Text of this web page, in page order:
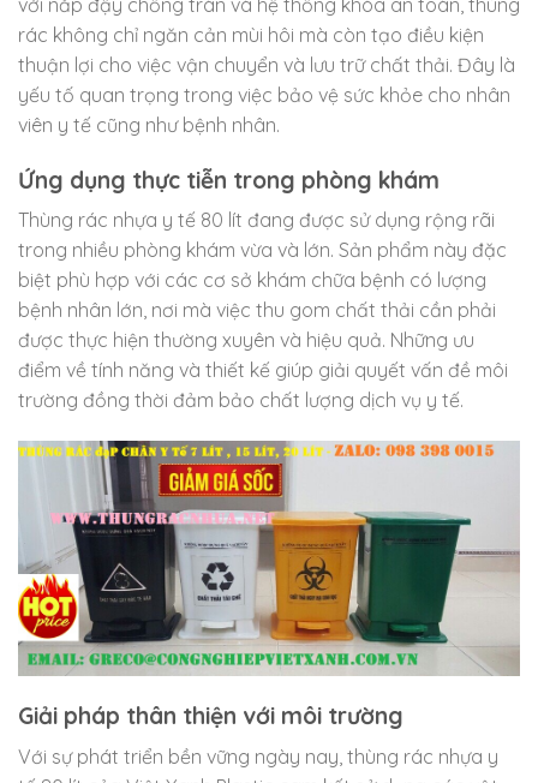
rác không chỉ ngăn cản mùi hôi mà còn tạo điều kiện
thuận lợi cho việc vận chuyển và lưu trữ chất thải. Đây là
yếu tố quan trọng trong việc bảo vệ sức khỏe cho nhân
viên y tế cũng như bệnh nhân.
Ứng dụng thực tiễn trong phòng khám
Thùng rác nhựa y tế 80 lít đang được sử dụng rộng rãi
trong nhiều phòng khám vừa và lớn. Sản phẩm này đặc
biệt phù hợp với các cơ sở khám chữa bệnh có lượng
bệnh nhân lớn, nơi mà việc thu gom chất thải cần phải
được thực hiện thường xuyên và hiệu quả. Những ưu
điểm về tính năng và thiết kế giúp giải quyết vấn đề môi
trường đồng thời đảm bảo chất lượng dịch vụ y tế.
Giải pháp thân thiện với môi trường
Với sự phát triển bền vững ngày nay, thùng rác nhựa y